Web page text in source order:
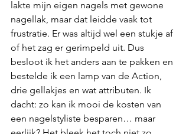
lakte mijn eigen nagels met gewone
nagellak, maar dat leidde vaak tot
frustratie. Er was altijd wel een stukje af
of het zag er gerimpeld uit. Dus
besloot ik het anders aan te pakken en
bestelde ik een lamp van de Action,
drie gellakjes en wat attributen. Ik
dacht: zo kan ik mooi de kosten van
een nagelstyliste besparen… maar